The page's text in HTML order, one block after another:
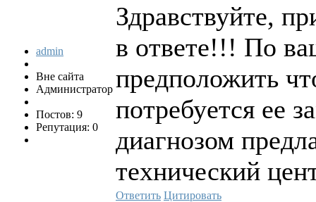
admin
Вне сайта
Администратор
Постов: 9
Репутация: 0
Здравствуйте,
в ответе!!! По
предположить
потребуется ее
диагнозом
технический
Ответить Цитировать